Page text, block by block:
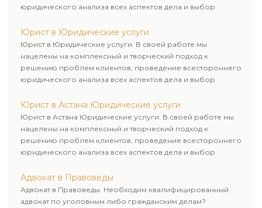
юридического анализа всех аспектов дела и выбор
Юрист в Юридические услуги
Юрист в Юридические услуги. В своей работе мы
нацелены на комплексный и творческий подход к
решению проблем клиентов, проведение всестороннего
юридического анализа всех аспектов дела и выбор
Юрист в Астана Юридические услуги
Юрист в Астана Юридические услуги. В своей работе мы
нацелены на комплексный и творческий подход к
решению проблем клиентов, проведение всестороннего
юридического анализа всех аспектов дела и выбор
Адвокат в Правоведы
Адвокат в Правоведы. Необходим квалифицированный
адвокат по уголовным либо гражданским делам?